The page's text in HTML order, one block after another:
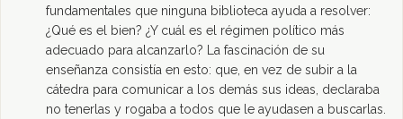
fundamentales que ninguna biblioteca ayuda a resolver:
¿Qué es el bien? ¿Y cuál es el régimen político más
adecuado para alcanzarlo? La fascinación de su
enseñanza consistía en esto: que, en vez de subir a la
cátedra para comunicar a los demás sus ideas, declaraba
no tenerlas y rogaba a todos que le ayudasen a buscarlas.